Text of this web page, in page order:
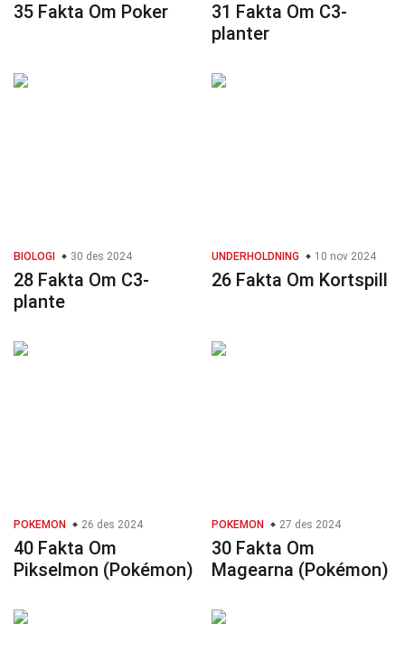
35 Fakta Om Poker
31 Fakta Om C3-
planter
BIOLOGI 30 des 2024
28 Fakta Om C3-
plante
UNDERHOLDNING 10 nov 2024
26 Fakta Om Kortspill
POKEMON 26 des 2024
40 Fakta Om
Pikselmon (Pokémon)
POKEMON 27 des 2024
30 Fakta Om
Magearna (Pokémon)